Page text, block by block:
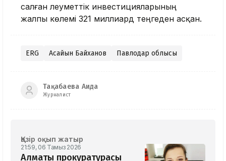
салған әлеуметтік инвестицияларының
жалпы көлемі 321 миллиард теңгеден асқан.
ERG Асайын Байханов Павлодар облысы
Тақабаева Аида
Журналист
Қазір оқып жатыр
21:59, 06 Тамыз 2026
Алматы прокуратурасы